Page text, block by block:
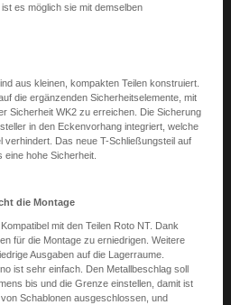
es möglich sie mit demselben
aus kleinen, kompakten Teilen konstruiert.
die ergänzenden Sicherheitselemente, mit
Sicherheit WK2 zu erreichen. Die Sicherung
in den Eckenvorhang integriert, welche
verhindert. Das neue T-Schließungsteil auf
hohe Sicherheit.
die Montage
mit den Teilen Roto NT. Dank
für die Montage zu erniedrigen. Weitere
Ausgaben auf die Lagerraume.
ist sehr einfach. Den Metallbeschlag soll
bis und die Grenze einstellen, damit ist
Schablonen ausgeschlossen, und